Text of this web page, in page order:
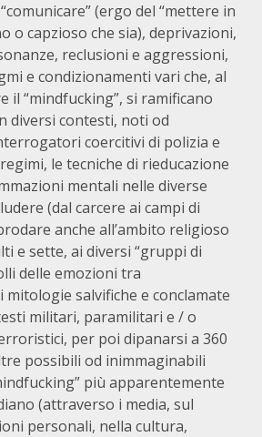
(ergo del “mettere in
o capzioso che sia), deprivazioni,
reclusioni e aggressioni,
e condizionamenti vari che, al
il “mindfucking”, si ramificano
diversi contesti, noti od
coercitivi di polizia e
le tecniche di rieducazione
mentali nelle diverse
(dal carcere ai campi di
anche all’ambito religioso
e sette, ai diversi “gruppi di
delle emozioni tra
salvifiche e conclamate
militari, paramilitari e / o
per poi dipanarsi a 360
possibili od inimmaginabili
più apparentemente
(attraverso i media, sul
personali, nella cultura,